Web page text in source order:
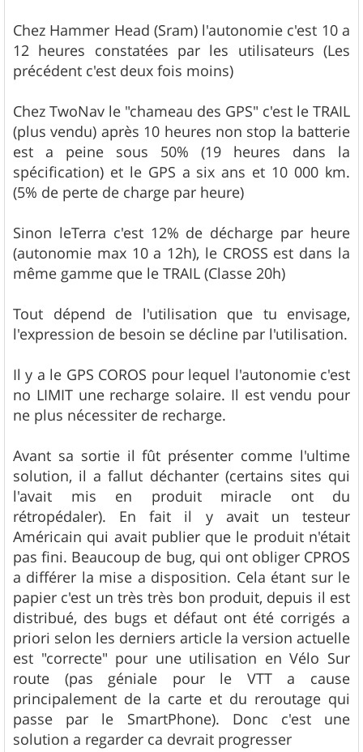
Chez Hammer Head (Sram) l'autonomie c'est 10 a
12 heures constatées par les utilisateurs (Les
précédent c'est deux fois moins)
Chez TwoNav le "chameau des GPS" c'est le TRAIL
(plus vendu) après 10 heures non stop la batterie
est a peine sous 50% (19 heures dans la
spécification) et le GPS a six ans et 10 000 km.
(5% de perte de charge par heure)
Sinon leTerra c'est 12% de décharge par heure
(autonomie max 10 a 12h), le CROSS est dans la
même gamme que le TRAIL (Classe 20h)
Tout dépend de l'utilisation que tu envisage,
l'expression de besoin se décline par l'utilisation.
Il y a le GPS COROS pour lequel l'autonomie c'est
no LIMIT une recharge solaire. Il est vendu pour
ne plus nécessiter de recharge.
Avant sa sortie il fût présenter comme l'ultime
solution, il a fallut déchanter (certains sites qui
l'avait mis en produit miracle ont du
rétropédaler). En fait il y avait un testeur
Américain qui avait publier que le produit n'était
pas fini. Beaucoup de bug, qui ont obliger CPROS
a différer la mise a disposition. Cela étant sur le
papier c'est un très très bon produit, depuis il est
distribué, des bugs et défaut ont été corrigés a
priori selon les derniers article la version actuelle
est "correcte" pour une utilisation en Vélo Sur
route (pas géniale pour le VTT a cause
principalement de la carte et du reroutage qui
passe par le SmartPhone). Donc c'est une
solution a regarder ca devrait progresser